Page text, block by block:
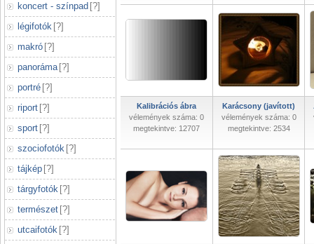
koncert - színpad [?]
légifotók [?]
makró [?]
panoráma [?]
portré [?]
riport [?]
sport [?]
szociofotók [?]
tájkép [?]
tárgyfotók [?]
természet [?]
utcaifotók [?]
Kalibrációs ábra
vélemények száma: 0
megtekintve: 12707
Karácsony (javított)
vélemények száma: 0
megtekintve: 2534